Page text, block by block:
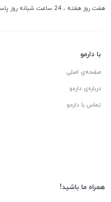
هفت روز هفته ، 24 ساعت شبانه روز پاسخگوی شما هستیم
با دارمو
صفحه‌ی اصلی
درباره‌ی دارمو
تماس با دارمو
همراه ما باشید!